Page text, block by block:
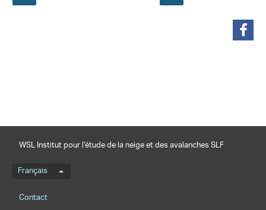
WSL Institut pour l’étude de la neige et des avalanches SLF
Menu de langue
Français
Footernavigation
Contact